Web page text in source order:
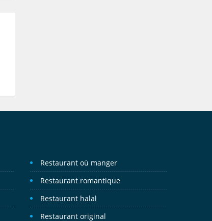
Restaurant où manger
Restaurant romantique
Restaurant halal
Restaurant original